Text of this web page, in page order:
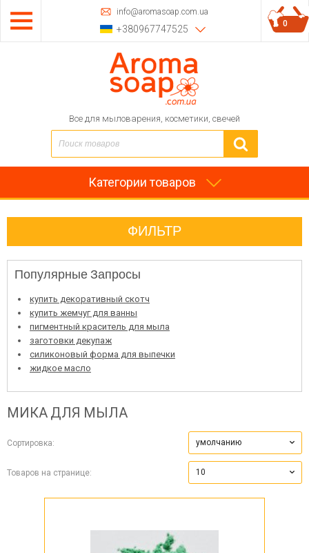
info@aromasoap.com.ua
+380967747525
Все для мыловарения, косметики, свечей
0
Категории товаров
ФИЛЬТР
Популярные Запросы
купить декоративный скотч
купить жемчуг для ванны
пигментный краситель для мыла
заготовки декупаж
силиконовый форма для выпечки
жидкое масло
МИКА ДЛЯ МЫЛА
Сортировка: умолчанию
Товаров на странице: 10